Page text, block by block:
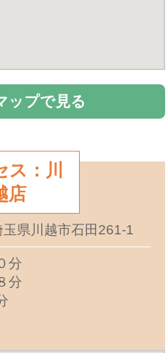
ップで見る
ス：川
店
県川越市石田261-1
分
分